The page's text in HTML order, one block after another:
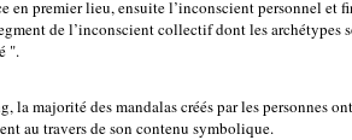
en premier lieu, ensuite l’inconscient personnel et
de l’inconscient collectif dont les archétypes
".
la majorité des mandalas créés par les personnes
au travers de son contenu symbolique.